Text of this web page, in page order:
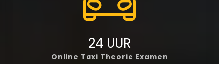
24 UUR
Online Taxi Theorie Examen